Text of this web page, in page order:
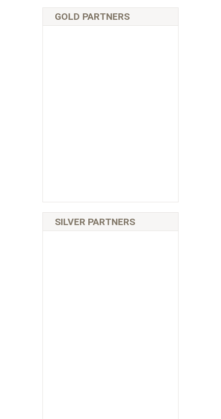
GOLD PARTNERS
SILVER PARTNERS